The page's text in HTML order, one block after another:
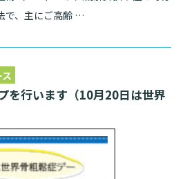
で、主にご高齢 …
を行います（10月20日は世界